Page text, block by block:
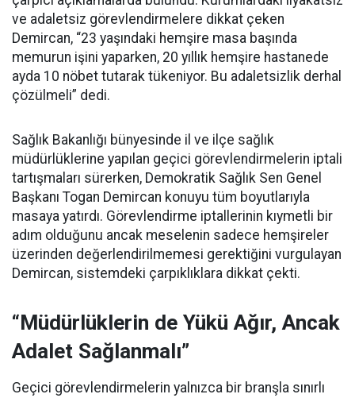
ve adaletsiz görevlendirmelere dikkat çeken
Demircan, “23 yaşındaki hemşire masa başında
memurun işini yaparken, 20 yıllık hemşire hastanede
ayda 10 nöbet tutarak tükeniyor. Bu adaletsizlik derhal
çözülmeli” dedi.
Sağlık Bakanlığı bünyesinde il ve ilçe sağlık
müdürlüklerine yapılan geçici görevlendirmelerin iptali
tartışmaları sürerken, Demokratik Sağlık Sen Genel
Başkanı Togan Demircan konuyu tüm boyutlarıyla
masaya yatırdı. Görevlendirme iptallerinin kıymetli bir
adım olduğunu ancak meselenin sadece hemşireler
üzerinden değerlendirilmemesi gerektiğini vurgulayan
Demircan, sistemdeki çarpıklıklara dikkat çekti.
“Müdürlüklerin de Yükü Ağır, Ancak
Adalet Sağlanmalı”
Geçici görevlendirmelerin yalnızca bir branşla sınırlı